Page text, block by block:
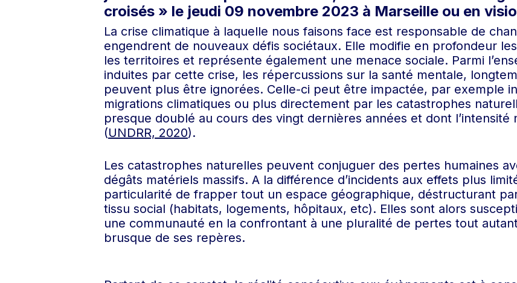
croisés » le jeudi 09 novembre 2023 à Marseille ou en
La crise climatique à laquelle nous faisons face est responsable de
engendrent de nouveaux défis sociétaux. Elle modifie en profondeur
les territoires et représente également une menace sociale. Parmi
induites par cette crise, les répercussions sur la santé mentale,
peuvent plus être ignorées. Celle-ci peut être impactée, par exemple
migrations climatiques ou plus directement par les catastrophes
presque doublé au cours des vingt dernières années et dont l’intensité
(UNDRR, 2020).
Les catastrophes naturelles peuvent conjuguer des pertes humaines
dégâts matériels massifs. A la différence d’incidents aux effets plus
particularité de frapper tout un espace géographique, déstructurant
tissu social (habitats, logements, hôpitaux, etc). Elles sont alors
une communauté en la confrontant à une pluralité de pertes tout
brusque de ses repères.